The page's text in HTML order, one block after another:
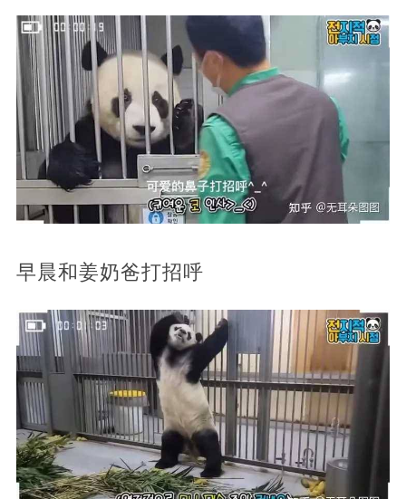
早晨和姜奶爸打招呼